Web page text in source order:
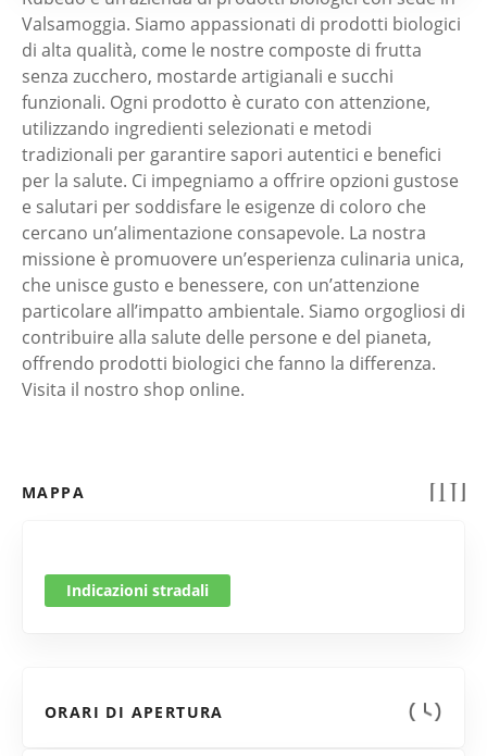
Valsamoggia. Siamo appassionati di prodotti biologici
di alta qualità, come le nostre composte di frutta
senza zucchero, mostarde artigianali e succhi
funzionali. Ogni prodotto è curato con attenzione,
utilizzando ingredienti selezionati e metodi
tradizionali per garantire sapori autentici e benefici
per la salute. Ci impegniamo a offrire opzioni gustose
e salutari per soddisfare le esigenze di coloro che
cercano un’alimentazione consapevole. La nostra
missione è promuovere un’esperienza culinaria unica,
che unisce gusto e benessere, con un’attenzione
particolare all’impatto ambientale. Siamo orgogliosi di
contribuire alla salute delle persone e del pianeta,
offrendo prodotti biologici che fanno la differenza.
Visita il nostro shop online.
MAPPA
Indicazioni stradali
ORARI DI APERTURA